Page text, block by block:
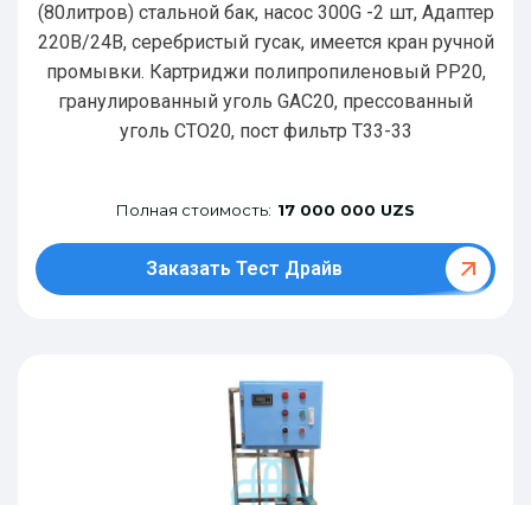
(80литров) стальной бак, насос 300G -2 шт, Адаптер
220В/24В, серебристый гусак, имеется кран ручной
промывки. Картриджи полипропиленовый РР20,
гранулированный уголь GAC20, прессованный
уголь CTO20, пост фильтр T33-33
Полная стоимость: 17 000 000 UZS
Заказать Тест Драйв